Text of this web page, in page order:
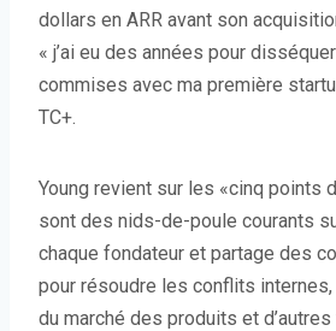
dollars en ARR avant son
« j’ai eu des années pour
commises avec ma première
TC+.
Young revient sur les «cinq points
sont des nids-de-poule courants
chaque fondateur et partage des
pour résoudre les conflits internes,
du marché des produits et